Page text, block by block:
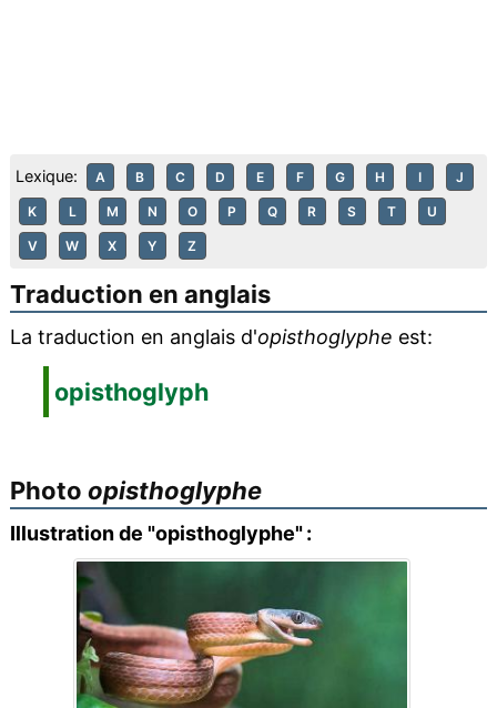
Lexique: A B C D E F G H I J
K L M N O P Q R S T U
V W X Y Z
Traduction en anglais
La traduction en anglais d'opisthoglyphe est:
opisthoglyph
Photo opisthoglyphe
Illustration de "opisthoglyphe" :